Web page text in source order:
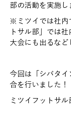
部の活動を実施し
※ミツイでは社内
トサル部」では
大会にも出るなど
今回は「シバタ
合を行いました！
ミツイフットサル